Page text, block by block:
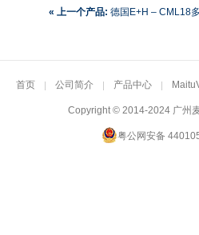
« 上一个产品: 德国E+H – CML18
首页 公司简介 产品中心
Copyright © 2014-2024 广州
粤公网安备